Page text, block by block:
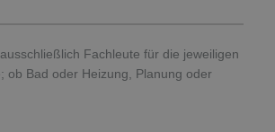
Fachleute für die jeweiligen
ob Bad oder Heizung, Planung oder